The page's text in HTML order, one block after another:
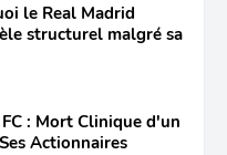
le Real Madrid
structurel malgré sa
: Mort Clinique d'un
Actionnaires